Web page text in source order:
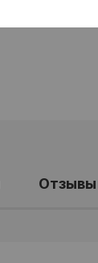
Отзывы